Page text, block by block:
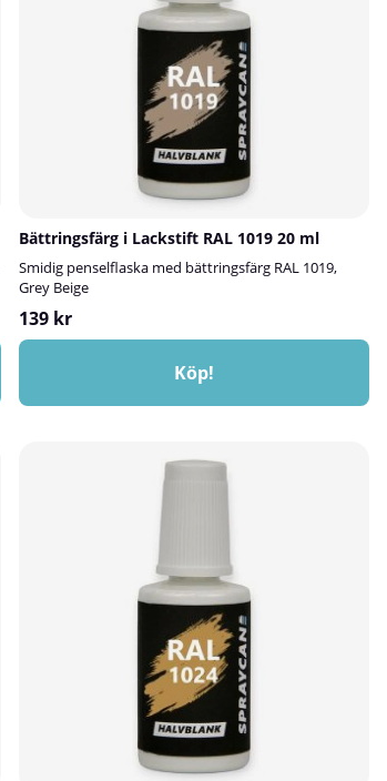
Bättringsfärg i Lackstift RAL 1019 20 ml
Smidig penselflaska med bättringsfärg RAL 1019,
Grey Beige
139 kr
Köp!